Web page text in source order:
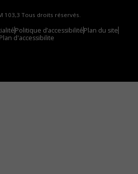
103,3 Tous droits réservés.
Politique d’accessibilitéPlan du site
Plan d'accessibilite